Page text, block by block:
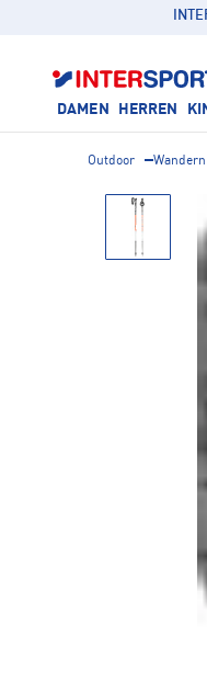
DAMEN HERREN
Outdoor Wandern